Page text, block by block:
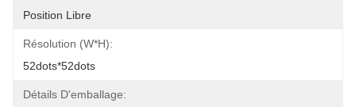
Position Libre
Résolution (W*H):
52dots*52dots
Détails D'emballage: